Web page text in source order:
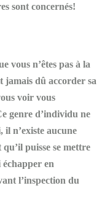
sont concernés!
vous n’êtes pas à la
jamais dû accorder sa
voir vous
genre d’individu ne
il n’existe aucune
puisse se mettre
en
l’inspection du